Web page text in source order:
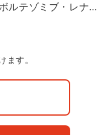
ルテゾミブ・レナ…
ます。